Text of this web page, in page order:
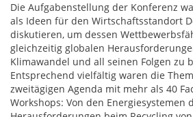
Die Aufgabenstellung der Konferenz
als Ideen für den Wirtschaftsstandort
diskutieren, um dessen
gleichzeitig globalen
Klimawandel und all seinen Folgen zu
Entsprechend vielfältig waren die
zweitägigen Agenda mit mehr als 40
Workshops: Von den Energiesystemen